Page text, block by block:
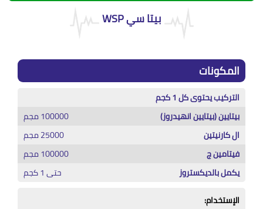
بيتا سي WSP
المكونات
التركيب يحتوى كل 1 كجم
بيتايين (بيتايين انهيدروز)
100000 مجم
ال كارنيتين
25000 مجم
فيتامين ج
100000 مجم
يكمل بالديكستروز
الإستخدام: